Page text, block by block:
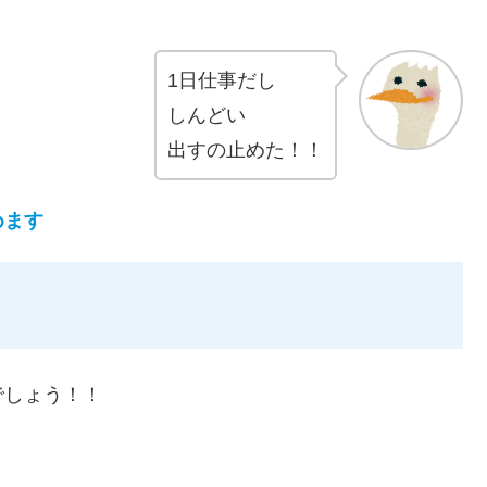
1日仕事だし
しんどい
出すの止めた！！
ます
しょう！！